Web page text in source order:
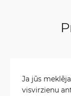
Ja jūs
visvirzienu